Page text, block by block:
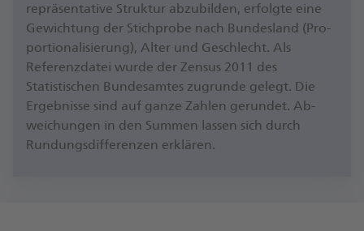
reprä­sen­tative Struktur ab­zu­bilden, erfolgte eine
Gewichtung der Stich­probe nach Bundes­land (Pro­
por­tiona­lisierung), Alter und Geschlecht. Als
Referenzdatei wurde der Zensus 2011 des
Statistischen Bundes­amtes zugrunde gelegt. Die
Ergebnisse sind auf ganze Zahlen gerundet. Ab­
weichungen in den Summen lassen sich durch
Rundungs­differenzen erklären.